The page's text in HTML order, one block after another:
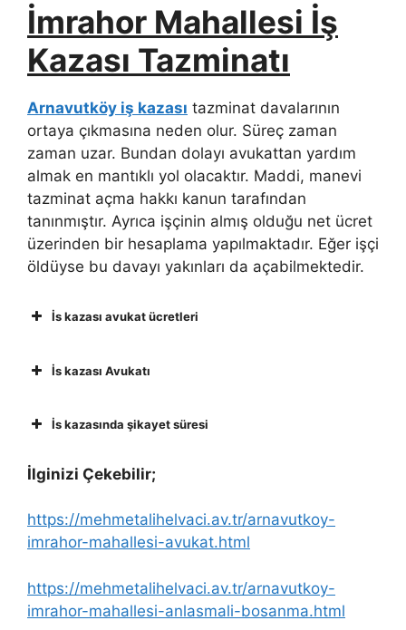
İmrahor Mahallesi İş
Kazası Tazminatı
Arnavutköy iş kazası tazminat davalarının
ortaya çıkmasına neden olur. Süreç zaman
zaman uzar. Bundan dolayı avukattan yardım
almak en mantıklı yol olacaktır. Maddi, manevi
tazminat açma hakkı kanun tarafından
tanınmıştır. Ayrıca işçinin almış olduğu net ücret
üzerinden bir hesaplama yapılmaktadır. Eğer işçi
öldüyse bu davayı yakınları da açabilmektedir.
İs kazası avukat ücretleri
İs kazası Avukatı
İs kazasında şikayet süresi
İlginizi Çekebilir;
https://mehmetalihelvaci.av.tr/arnavutkoy-
imrahor-mahallesi-avukat.html
https://mehmetalihelvaci.av.tr/arnavutkoy-
imrahor-mahallesi-anlasmali-bosanma.html